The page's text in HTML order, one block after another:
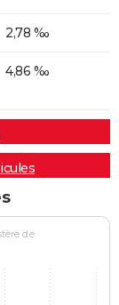
2,78 ‰
4,86 ‰
de